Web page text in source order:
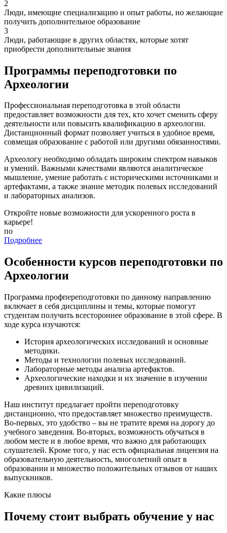
2
Люди, имеющие специализацию и опыт работы, но желающие
получить дополнительное образование
3
Люди, работающие в других областях, которые хотят
приобрести дополнительные знания
Программы переподготовки по
Археологии
Профессиональная переподготовка в этой области
предоставляет возможности для тех, кто хочет сменить сферу
деятельности или повысить квалификацию в археологии.
Дистанционный формат позволяет учиться в удобное время,
совмещая образование с работой или другими обязанностями.
Археологу необходимо обладать широким спектром навыков
и умений. Важными качествами являются аналитическое
мышление, умение работать с историческими источниками и
артефактами, а также знание методик полевых исследований
и лабораторных анализов.
Откройте новые возможности для ускоренного роста в
карьере!
по
Подробнее
Особенности курсов переподготовки по
Археологии
Программа профпереподготовки по данному направлению
включает в себя дисциплины и темы, которые помогут
студентам получить всестороннее образование в этой сфере. В
ходе курса изучаются:
История археологических исследований и основные
методики.
Методы и технологии полевых исследований.
Лабораторные методы анализа артефактов.
Археологические находки и их значение в изучении
древних цивилизаций.
Наш институт предлагает пройти переподготовку
дистанционно, что предоставляет множество преимуществ.
Во-первых, это удобство – вы не тратите время на дорогу до
учебного заведения. Во-вторых, возможность обучаться в
любом месте и в любое время, что важно для работающих
слушателей. Кроме того, у нас есть официальная лицензия на
образовательную деятельность, многолетний опыт в
образовании и множество положительных отзывов от наших
выпускников.
Какие плюсы
Почему стоит выбрать обучение у нас